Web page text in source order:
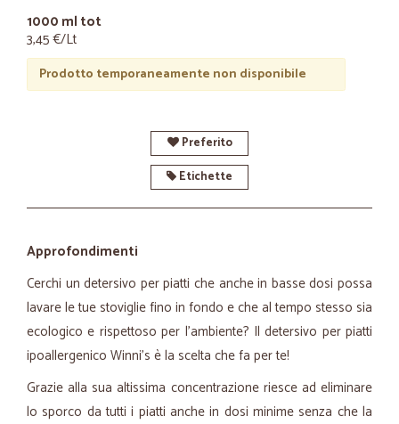
1000 ml tot
3,45 €/Lt
Prodotto temporaneamente non disponibile
Preferito
Etichette
Approfondimenti
Cerchi un detersivo per piatti che anche in basse dosi possa
lavare le tue stoviglie fino in fondo e che al tempo stesso sia
ecologico e rispettoso per l'ambiente? Il detersivo per piatti
ipoallergenico Winni's è la scelta che fa per te!
Grazie alla sua altissima concentrazione riesce ad eliminare
lo sporco da tutti i piatti anche in dosi minime senza che la